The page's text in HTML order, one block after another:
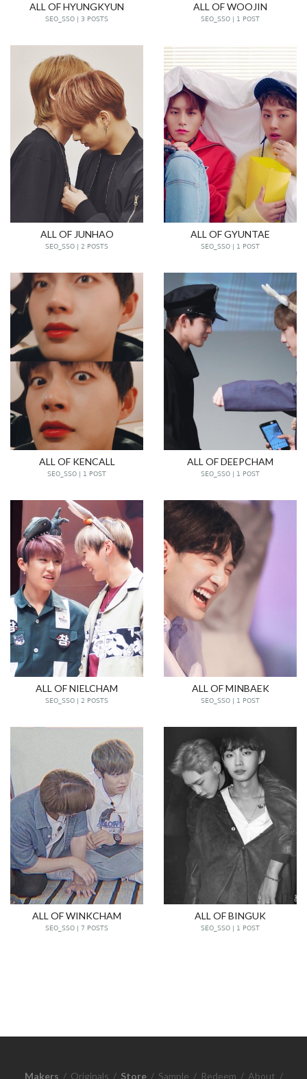
ALL OF HYUNGKYUN
SEO_SSO | 3 POSTS
ALL OF WOOJIN
SEO_SSO | 1 POST
ALL OF JUNHAO
SEO_SSO | 2 POSTS
ALL OF GYUNTAE
SEO_SSO | 1 POST
ALL OF KENCALL
SEO_SSO | 1 POST
ALL OF DEEPCHAM
SEO_SSO | 1 POST
ALL OF NIELCHAM
SEO_SSO | 2 POSTS
ALL OF MINBAEK
SEO_SSO | 1 POST
ALL OF WINKCHAM
SEO_SSO | 7 POSTS
ALL OF BINGUK
SEO_SSO | 1 POST
Makers / Originals / Store / Sample / Redeem / About /